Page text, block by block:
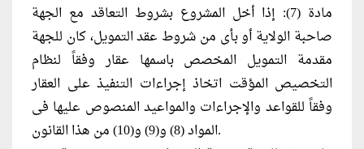
مادة (7): إذا أخل المشروع بشروط التعاقد مع الجهة
صاحبة الولاية أو بأى من شروط عقد التمويل، كان للجهة
مقدمة التمويل المخصص باسمها عقار وفقاً لنظام
التخصيص المؤقت اتخاذ إجراءات التنفيذ على العقار
وفقاً للقواعد والإجراءات والمواعيد المنصوص عليها فى
المواد (8) و(9) و(10) من هذا القانون.